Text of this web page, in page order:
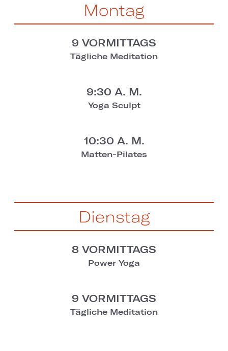
Montag
9 VORMITTAGS
Tägliche Meditation
9:30 A. M.
Yoga Sculpt
10:30 A. M.
Matten-Pilates
Dienstag
8 VORMITTAGS
Power Yoga
9 VORMITTAGS
Tägliche Meditation